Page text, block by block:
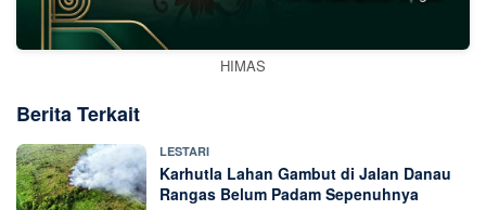
HIMAS
Berita Terkait
LESTARI
Karhutla Lahan Gambut di Jalan Danau
Rangas Belum Padam Sepenuhnya